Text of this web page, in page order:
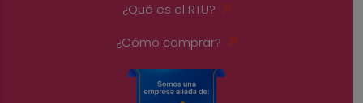
¿Qué es el RTU?
¿Cómo comprar?